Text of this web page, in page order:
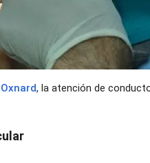
, la atención de